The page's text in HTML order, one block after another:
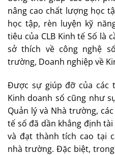
nâng cao chất lượng học
học tập, rèn luyện kỹ
tiêu của CLB Kinh tế Số là
sở thích về công nghệ
trường, Doanh nghiệp về
Được sự giúp đỡ của các
Kinh doanh số cũng như
Quản lý và Nhà trường,
tế số đã dần khẳng định
và đạt thành tích cao tại
nhà trường. Đặc biệt,